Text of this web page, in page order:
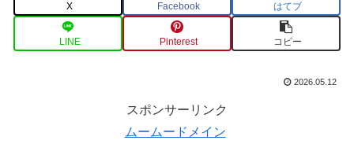
X Facebook はてブ
LINE Pinterest コピー
2026.05.12
スポンサーリンク
ムームードメイン